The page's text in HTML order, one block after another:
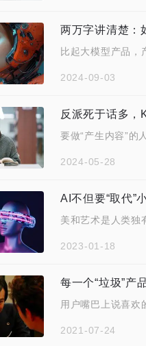
两万字讲清楚：
比起大模型产品，
2024-09-03
反派死于话多，
要做“产生内容”的
2024-05-28
AI不但要“取代”
美和艺术是人类独
2023-01-18
每一个“垃圾”产
用户嘴巴上说喜欢
2021-07-24